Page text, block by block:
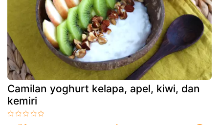
Camilan yoghurt kelapa, apel, kiwi, dan
kemiri